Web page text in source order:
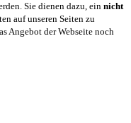
Sie dienen dazu, ein nicht
auf unseren Seiten zu
Angebot der Webseite noch